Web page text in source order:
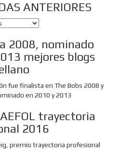
ANTERIORES
2008, nominado
mejores blogs
trayectoria
2016